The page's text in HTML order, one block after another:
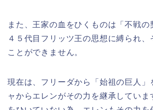
また、王家の血をひくものは「不戦の
４５代目フリッツ王の思想に縛られ、
ことができません。
現在は、フリーダから「始祖の巨人」
ャからエレンがその力を継承していま